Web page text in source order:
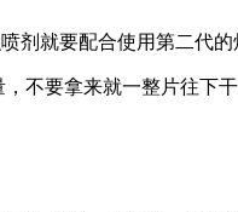
剂就要配合使用第二代的
不要拿来就一整片往下